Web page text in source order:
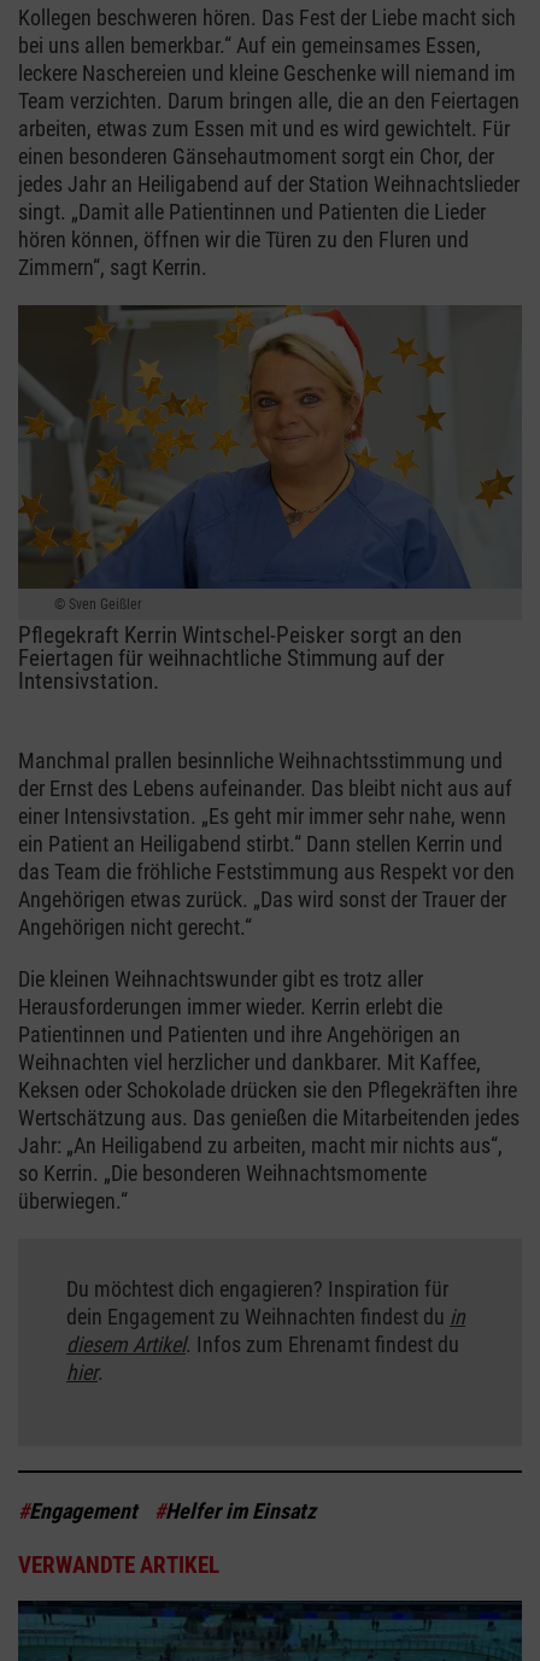
Kollegen beschweren hören. Das Fest der Liebe macht sich
bei uns allen bemerkbar.“ Auf ein gemeinsames Essen,
leckere Naschereien und kleine Geschenke will niemand im
Team verzichten. Darum bringen alle, die an den Feiertagen
arbeiten, etwas zum Essen mit und es wird gewichtelt. Für
einen besonderen Gänsehautmoment sorgt ein Chor, der
jedes Jahr an Heiligabend auf der Station Weihnachtslieder
singt. „Damit alle Patientinnen und Patienten die Lieder
hören können, öffnen wir die Türen zu den Fluren und
Zimmern“, sagt Kerrin.
Sven Geißler
Pflegekraft Kerrin Wintschel-Peisker sorgt an den
Feiertagen für weihnachtliche Stimmung auf der
Intensivstation.
Manchmal prallen besinnliche Weihnachtsstimmung und
der Ernst des Lebens aufeinander. Das bleibt nicht aus auf
einer Intensivstation. „Es geht mir immer sehr nahe, wenn
ein Patient an Heiligabend stirbt.“ Dann stellen Kerrin und
das Team die fröhliche Feststimmung aus Respekt vor den
Angehörigen etwas zurück. „Das wird sonst der Trauer der
Angehörigen nicht gerecht.“
Die kleinen Weihnachtswunder gibt es trotz aller
Herausforderungen immer wieder. Kerrin erlebt die
Patientinnen und Patienten und ihre Angehörigen an
Weihnachten viel herzlicher und dankbarer. Mit Kaffee,
Keksen oder Schokolade drücken sie den Pflegekräften ihre
Wertschätzung aus. Das genießen die Mitarbeitenden jedes
Jahr: „An Heiligabend zu arbeiten, macht mir nichts aus“,
so Kerrin. „Die besonderen Weihnachtsmomente
überwiegen.“
Du möchtest dich engagieren? Inspiration für
dein Engagement zu Weihnachten findest du in
diesem Artikel. Infos zum Ehrenamt findest du
hier.
#Engagement #Helfer im Einsatz
VERWANDTE ARTIKEL